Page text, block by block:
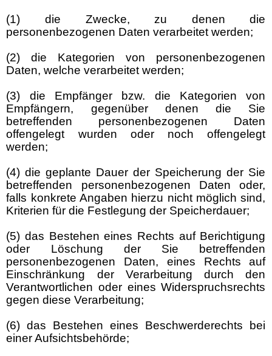
(1) die Zwecke, zu denen die
personenbezogenen Daten verarbeitet werden;
(2) die Kategorien von personenbezogenen
Daten, welche verarbeitet werden;
(3) die Empfänger bzw. die Kategorien von
Empfängern, gegenüber denen die Sie
betreffenden personenbezogenen Daten
offengelegt wurden oder noch offengelegt
werden;
(4) die geplante Dauer der Speicherung der Sie
betreffenden personenbezogenen Daten oder,
falls konkrete Angaben hierzu nicht möglich sind,
Kriterien für die Festlegung der Speicherdauer;
(5) das Bestehen eines Rechts auf Berichtigung
oder Löschung der Sie betreffenden
personenbezogenen Daten, eines Rechts auf
Einschränkung der Verarbeitung durch den
Verantwortlichen oder eines Widerspruchsrechts
gegen diese Verarbeitung;
(6) das Bestehen eines Beschwerderechts bei
einer Aufsichtsbehörde;